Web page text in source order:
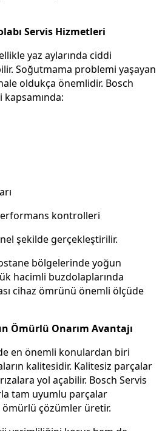
Servis Hizmetleri
yaz aylarında ciddi
Soğutmama problemi yaşayan
oldukça önemlidir. Bosch
kontrolleri
şekilde gerçekleştirilir.
bölgelerinde yoğun
hacimli buzdolaplarında
cihaz ömrünü önemli ölçüde
Ömürlü Onarım Avantajı
en önemli konulardan biri
kalitesidir. Kalitesiz parçalar
yol açabilir. Bosch Servis
tam uyumlu parçalar
çözümler üretir.